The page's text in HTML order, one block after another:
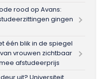
rood op Avans:
gingen
één blik in de spiegel
vrouwen zichtbaar
afstudeerprijs